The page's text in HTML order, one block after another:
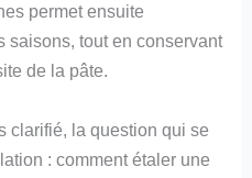
permet ensuite
saisons, tout en conservant
de la pâte.
clarifié, la question qui se
: comment étaler une